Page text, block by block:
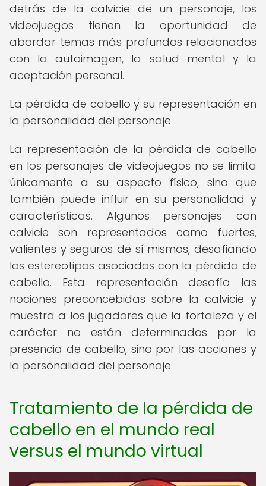
detrás de la calvicie de un personaje, los
videojuegos tienen la oportunidad de
abordar temas más profundos relacionados
con la autoimagen, la salud mental y la
aceptación personal.
La pérdida de cabello y su representación en
la personalidad del personaje
La representación de la pérdida de cabello
en los personajes de videojuegos no se limita
únicamente a su aspecto físico, sino que
también puede influir en su personalidad y
características. Algunos personajes con
calvicie son representados como fuertes,
valientes y seguros de sí mismos, desafiando
los estereotipos asociados con la pérdida de
cabello. Esta representación desafía las
nociones preconcebidas sobre la calvicie y
muestra a los jugadores que la fortaleza y el
carácter no están determinados por la
presencia de cabello, sino por las acciones y
la personalidad del personaje.
Tratamiento de la pérdida de
cabello en el mundo real
versus el mundo virtual